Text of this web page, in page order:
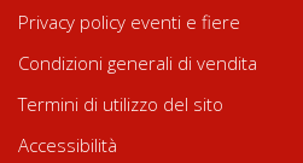
Privacy policy eventi e fiere
Condizioni generali di vendita
Termini di utilizzo del sito
Accessibilità